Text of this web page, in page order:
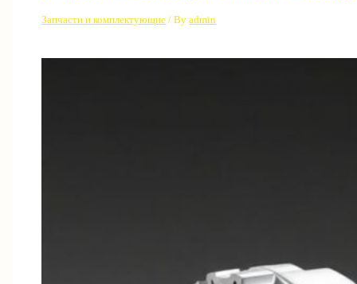
Запчасти и комплектующие / Byadmin